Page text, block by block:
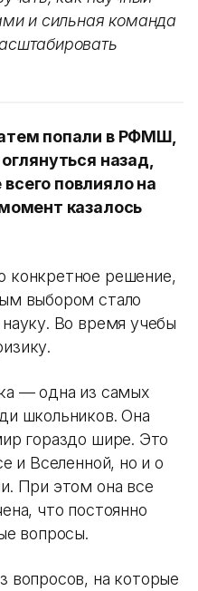
и сильная команда
попали в РФМШ,
назад,
повлияло на
казалось
решение,
выбором стало
Во время учебы
— одна из самых
школьников. Она
гораздо шире. Это
и Вселенной, но и о
При этом она все
что постоянно
вопросы.
вопросов, на которые